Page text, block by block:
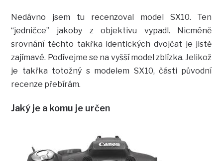
Nedávno jsem tu recenzoval model SX10. Ten
“jedničce” jakoby z objektivu vypadl. Nicméně
srovnání těchto takřka identických dvojčat je jistě
zajímavé. Podívejme se na vyšší model zblízka. Jelikož
je takřka totožný s modelem SX10, části původní
recenze přebírám.
Jaký je a komu je určen